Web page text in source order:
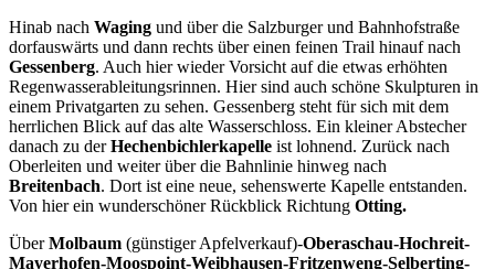
Hinab nach Waging und über die Salzburger und Bahnhofstraße
dorfauswärts und dann rechts über einen feinen Trail hinauf nach
Gessenberg. Auch hier wieder Vorsicht auf die etwas erhöhten
Regenwasserableitungsrinnen. Hier sind auch schöne Skulpturen in
einem Privatgarten zu sehen. Gessenberg steht für sich mit dem
herrlichen Blick auf das alte Wasserschloss. Ein kleiner Abstecher
danach zu derHechenbichlerkapelle ist lohnend. Zurück nach
Oberleiten und weiter über die Bahnlinie hinweg nach
Breitenbach. Dort ist eine neue, sehenswerte Kapelle entstanden.
Von hier ein wunderschöner Rückblick Richtung Otting.
ÜberMolbaum (günstiger Apfelverkauf)-Oberaschau-Hochreit-
Mayerhofen-Moospoint-Weibhausen-Fritzenweng-Selberting-